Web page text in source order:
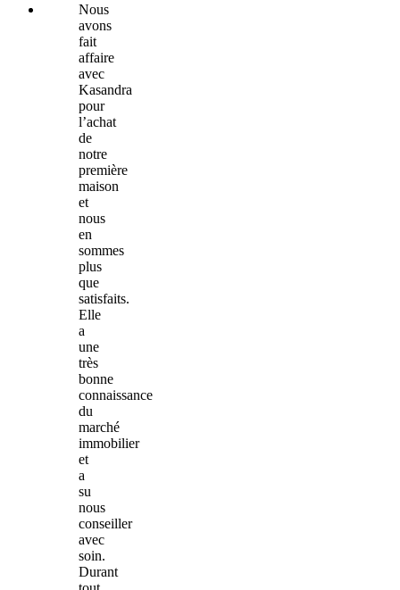
Nous
avons
fait
affaire
avec
Kasandra
pour
l’achat
de
notre
première
maison
et
nous
en
sommes
plus
que
satisfaits.
Elle
a
une
très
bonne
connaissance
du
marché
immobilier
et
a
su
nous
conseiller
avec
soin.
Durant